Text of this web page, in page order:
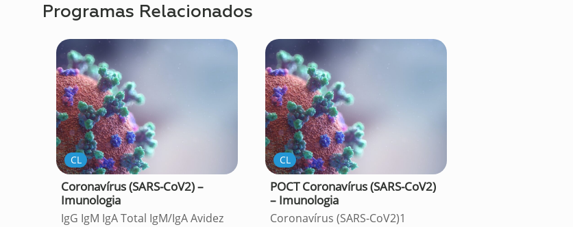
Programas Relacionados
CL
Coronavírus (SARS-CoV2) –
Imunologia
IgG IgM IgA Total IgM/IgA Avidez
CL
POCT Coronavírus (SARS-CoV2)
– Imunologia
Coronavírus (SARS-CoV2)1